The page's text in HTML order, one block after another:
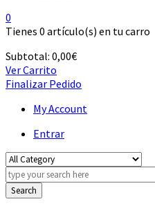
0
Tienes 0 artículo(s) en tu carro
Subtotal: 0,00€
Ver Carrito
Finalizar Pedido
My Account
Entrar
Search